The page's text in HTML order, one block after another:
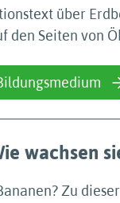
über
den Seiten von
wachsen
Zu